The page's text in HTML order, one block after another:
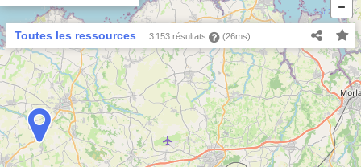
Toutes les ressources 3 153 résultats (26ms)